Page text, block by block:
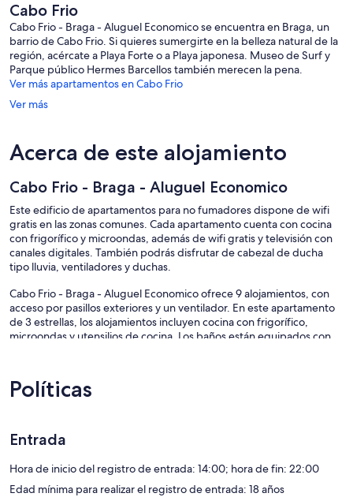
Cabo Frio
Cabo Frio - Braga - Aluguel Economico se encuentra en Braga, un
barrio de Cabo Frio. Si quieres sumergirte en la belleza natural de la
región, acércate a Playa Forte o a Playa japonesa. Museo de Surf y
Parque público Hermes Barcellos también merecen la pena.
Ver más apartamentos en Cabo Frio
Ver más
Acerca de este alojamiento
Cabo Frio - Braga - Aluguel Economico
Este edificio de apartamentos para no fumadores dispone de wifi
gratis en las zonas comunes. Cada apartamento cuenta con cocina
con frigorífico y microondas, además de wifi gratis y televisión con
canales digitales. También podrás disfrutar de cabezal de ducha
tipo lluvia, ventiladores y duchas.
Cabo Frio - Braga - Aluguel Economico ofrece 9 alojamientos, con
acceso por pasillos exteriores y un ventilador. En este apartamento
de 3 estrellas, los alojamientos incluyen cocina con frigorífico,
microondas y utensilios de cocina. Los baños están equipados con
Se ofrece televisión digitales.
Políticas
Entrada
Hora de inicio del registro de entrada: 14:00; hora de fin: 22:00
Edad mínima para realizar el registro de entrada: 18 años